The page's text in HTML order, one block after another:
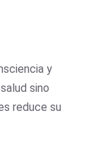
y
sino
reduce su